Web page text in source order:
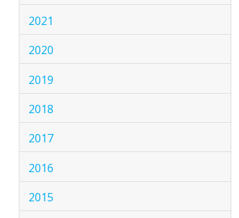
2021
2020
2019
2018
2017
2016
2015